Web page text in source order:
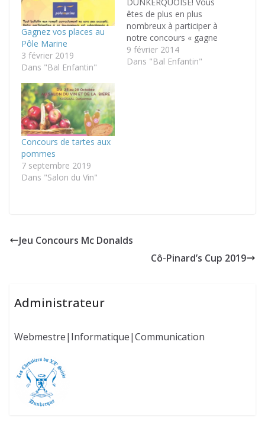
Gagnez vos places au
Pôle Marine
3 février 2019
Dans "Bal Enfantin"
êtes de plus en plus
nombreux à participer à
notre concours « gagne
ta place pour le Bal »
mais vous êtes surtout
9 février 2014
Dans "Bal Enfantin"
Concours de tartes aux
pommes
7 septembre 2019
Dans "Salon du Vin"
Jeu Concours Mc Donalds
Cô-Pinard’s Cup 2019
Administrateur
Webmestre|Informatique|Communication